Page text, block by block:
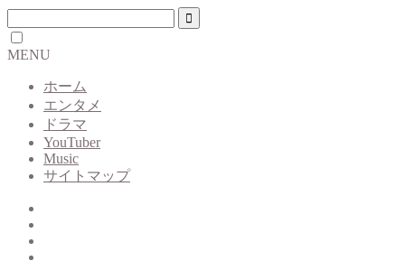
MENU
ホーム
エンタメ
ドラマ
YouTuber
Music
サイトマップ